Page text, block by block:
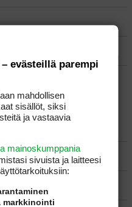
evästeillä parempi
mahdollisen
sisällöt, siksi
ja vastaavia
mainoskumppania
sivuista ja laitteesi
markkinointi